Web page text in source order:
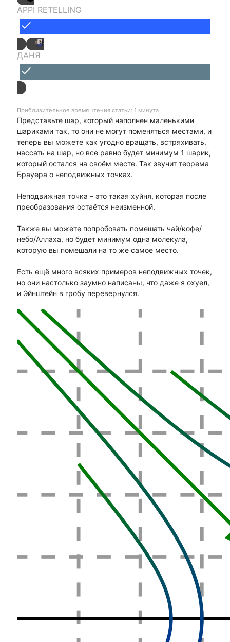
APPI RETELLING
done
ДАНЯ
done
Приблизительное время чтения статьи: 1 минута
Представьте шар, который наполнен маленькими
шариками так, то они не могут поменяться местами, и
теперь вы можете как угодно вращать, встряхивать,
нассать на шар, но все равно будет минимум 1 шарик,
который остался на своём месте. Так звучит теорема
Брауера о неподвижных точках.
Неподвижная точка – это такая хуйня, которая после
преобразования остаётся неизменной.
Также вы можете попробовать помешать чай/кофе/
небо/Аллаха, но будет минимум одна молекула,
которую вы помешали на то же самое место.
Есть ещё много всяких примеров неподвижных точек,
но они настолько заумно написаны, что даже я охуел,
и Эйнштейн в гробу перевернулся.